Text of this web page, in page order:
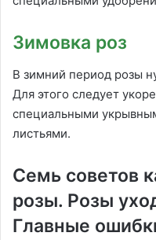
Зимовка роз
В зимний период розы
Для этого следует
специальными
листьями.
Семь советов
розы. Розы
Главные